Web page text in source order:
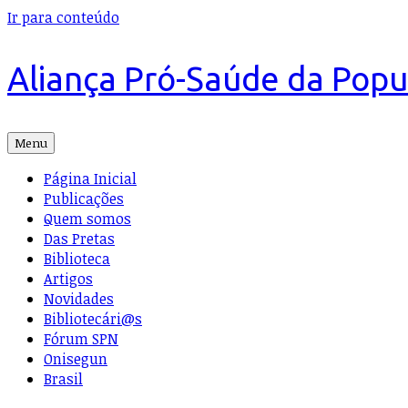
Ir para conteúdo
Aliança Pró-Saúde da
Menu
Página Inicial
Publicações
Quem somos
Das Pretas
Biblioteca
Artigos
Novidades
Bibliotecári@s
Fórum SPN
Onisegun
Brasil